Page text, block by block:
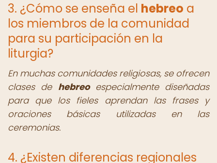
3. ¿Cómo se enseña el hebreo a
los miembros de la comunidad
para su participación en la
liturgia?
En muchas comunidades religiosas, se ofrecen
clases de hebreoespecialmente diseñadas
para que los fieles aprendan las frases y
oraciones básicas utilizadas en las
ceremonias.
4. ¿Existen diferencias regionales